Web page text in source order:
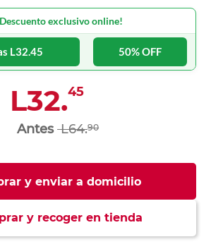
exclusivo online!
L32.45 50% OFF
L32.45
L64.90
y enviar a domicilio
y recoger en tienda